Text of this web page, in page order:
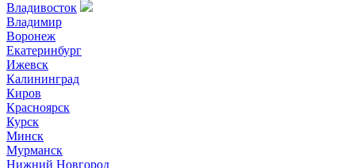
Владивосток
Владимир
Воронеж
Екатеринбург
Ижевск
Калининград
Киров
Красноярск
Курск
Минск
Мурманск
Нижний Новгород